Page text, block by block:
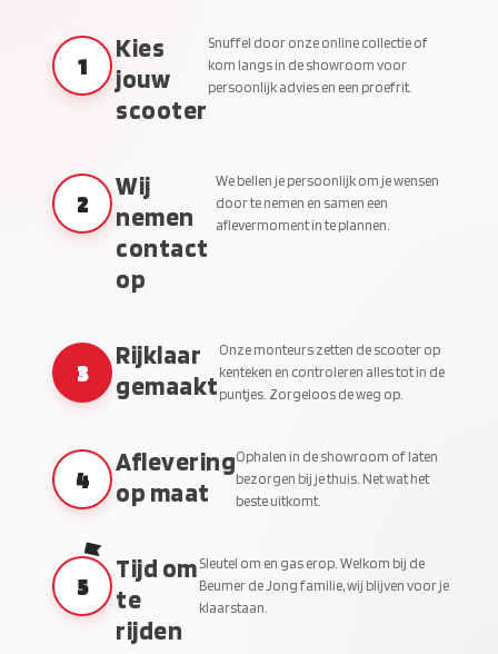
1
Kies
jouw
scooter
Snuffel door onze online collectie of
kom langs in de showroom voor
persoonlijk advies en een proefrit.
2
Wij
nemen
contact
op
We bellen je persoonlijk om je wensen
door te nemen en samen een
aflevermoment in te plannen.
3
Rijklaar
gemaakt
Onze monteurs zetten de scooter op
kenteken en controleren alles tot in de
puntjes. Zorgeloos de weg op.
4
Aflevering
op maat
Ophalen in de showroom of laten
bezorgen bij je thuis. Net wat het
beste uitkomt.
5
Tijd om
te
rijden
Sleutel om en gas erop. Welkom bij de
Beumer de Jong familie, wij blijven voor je
klaarstaan.